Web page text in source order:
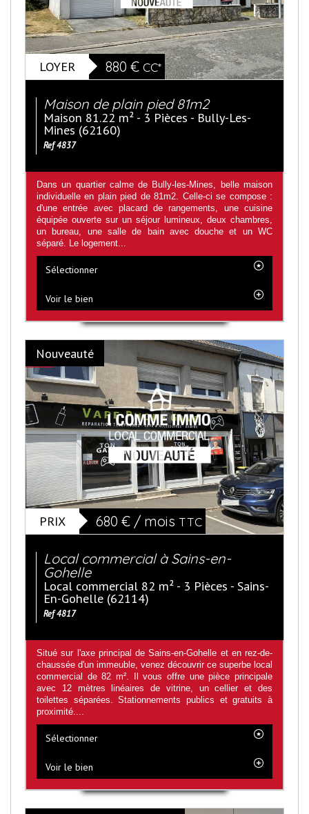
LOYER 880 € CC*
Maison de plain pied 81m2
Maison 81.22 m² - 3 Pièces - Bully-Les-
Mines (62160)
Ref 4837
Dans un quartier calme de Bully-les-Mines, belle maison
individuelle en plain pied de 81m2. Celle-ci se compose :
d'une entrée avec placard de rangements, une cuisine
équipée ouverte sur un séjour lumineux, deux chambres,
un bureau, une salle de bain avec douche et un WC
séparé. Le logement...
Sélectionner
Voir le bien
Nouveauté
PRIX 680 € / mois TTC
Local commercial à Sains-en-
Gohelle
Local commercial 82 m² - 3 Pièces - Sains-
En-Gohelle (62114)
Ref 4817
Situé sur l'axe principal de Sains-en-Gohelle et en rez-de-
chaussée d'un immeuble, venez découvrir ce superbe local
commercial de 82 m². Il vous offre une pièce principale
avec 12 mètres linéaires de vitrine, un cellier et des
toilettes séparées. Stationnements publics et gratuits à
proximité....
Sélectionner
Voir le bien